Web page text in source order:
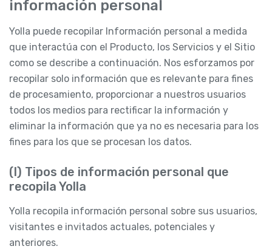
información personal
Yolla puede recopilar Información personal a medida
que interactúa con el Producto, los Servicios y el Sitio
como se describe a continuación. Nos esforzamos por
recopilar solo información que es relevante para fines
de procesamiento, proporcionar a nuestros usuarios
todos los medios para rectificar la información y
eliminar la información que ya no es necesaria para los
fines para los que se procesan los datos.
(I) Tipos de información personal que
recopila Yolla
Yolla recopila información personal sobre sus usuarios,
visitantes e invitados actuales, potenciales y
anteriores.